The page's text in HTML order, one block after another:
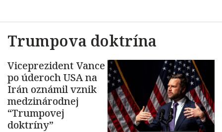
Trumpova doktrína
Viceprezident Vance
po úderoch USA na
Irán oznámil vznik
medzinárodnej
“Trumpovej
doktríny”